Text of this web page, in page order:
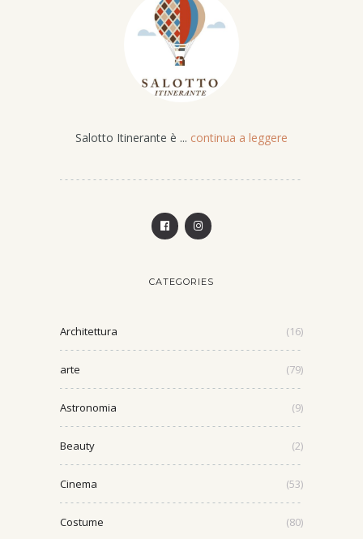
Salotto Itinerante è ... continua a leggere
CATEGORIES
Architettura (16)
arte (79)
Astronomia (9)
Beauty (2)
Cinema (53)
Costume (80)